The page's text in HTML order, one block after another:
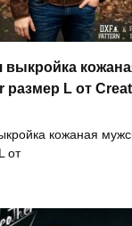
выкройка
размер L от
кожаная
от